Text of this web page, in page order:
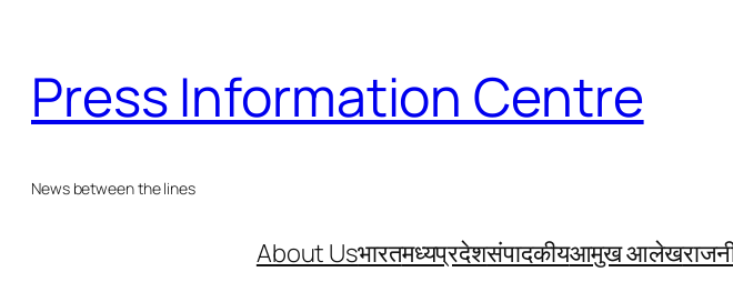
content
Press Information Centre
News between the lines
About Usभारतमध्यप्रदेशसंपादकीयआमुख आलेख